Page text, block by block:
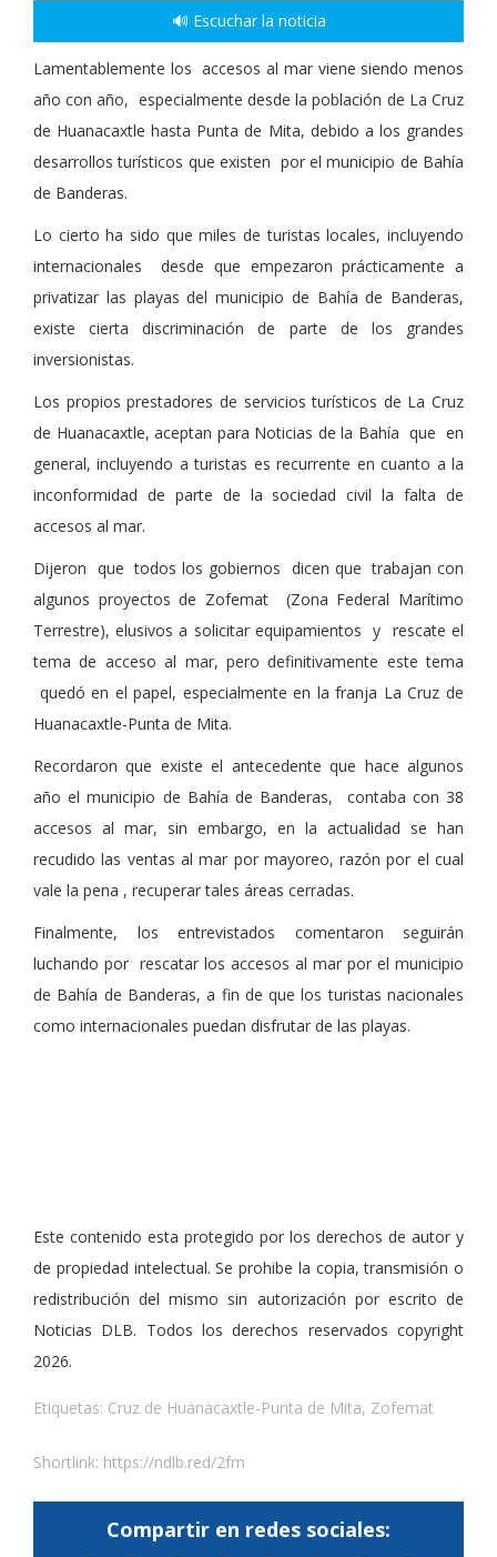
🔊 Escuchar la noticia
Lamentablemente los accesos al mar viene siendo menos
año con año, especialmente desde la población de La Cruz
de Huanacaxtle hasta Punta de Mita, debido a los grandes
desarrollos turísticos que existen por el municipio de Bahía
de Banderas.
Lo cierto ha sido que miles de turistas locales, incluyendo
internacionales desde que empezaron prácticamente a
privatizar las playas del municipio de Bahía de Banderas,
existe cierta discriminación de parte de los grandes
inversionistas.
Los propios prestadores de servicios turísticos de La Cruz
de Huanacaxtle, aceptan para Noticias de la Bahía que en
general, incluyendo a turistas es recurrente en cuanto a la
inconformidad de parte de la sociedad civil la falta de
accesos al mar.
Dijeron que todos los gobiernos dicen que trabajan con
algunos proyectos de Zofemat (Zona Federal Marítimo
Terrestre), elusivos a solicitar equipamientos y rescate el
tema de acceso al mar, pero definitivamente este tema
quedó en el papel, especialmente en la franja La Cruz de
Huanacaxtle-Punta de Mita.
Recordaron que existe el antecedente que hace algunos
año el municipio de Bahía de Banderas, contaba con 38
accesos al mar, sin embargo, en la actualidad se han
recudido las ventas al mar por mayoreo, razón por el cual
vale la pena , recuperar tales áreas cerradas.
Finalmente, los entrevistados comentaron seguirán
luchando por rescatar los accesos al mar por el municipio
de Bahía de Banderas, a fin de que los turistas nacionales
como internacionales puedan disfrutar de las playas.
Este contenido esta protegido por los derechos de autor y
de propiedad intelectual. Se prohibe la copia, transmisión o
redistribución del mismo sin autorización por escrito de
Noticias DLB. Todos los derechos reservados copyright
2026.
Etiquetas: Cruz de Huanacaxtle-Punta de Mita, Zofemat
Shortlink: https://ndlb.red/2fm
Compartir en redes sociales: